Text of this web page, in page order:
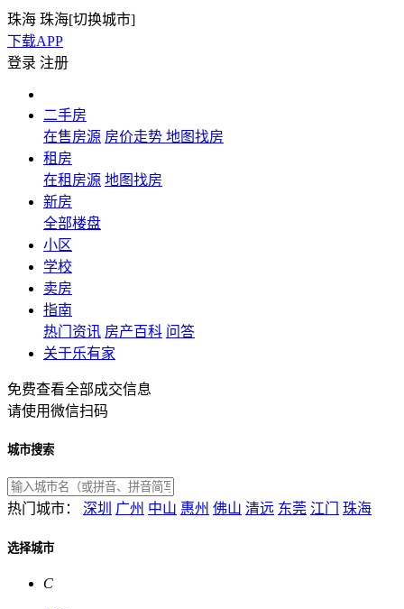
珠海 珠海[切换城市]
下载APP
登录 注册
二手房
在售房源 房价走势 地图找房
租房
在租房源 地图找房
新房
全部楼盘
小区
学校
卖房
指南
热门资讯 房产百科 问答
关于乐有家
免费查看全部成交信息
请使用微信扫码
城市搜索
热门城市： 深圳 广州 中山 惠州 佛山 清远 东莞 江门 珠海
选择城市
C